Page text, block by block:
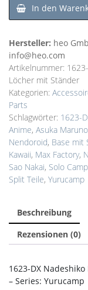
In den
Hersteller: heo
info@heo.com
Artikelnummer:
Löcher mit Ständer
Kategorien:
Parts
Schlagwörter: 1623-
Anime, Asuka
Nendoroid, Base mit
Kawaii, Max Factory,
Sao Nakai, Solo
Split Teile, Yurucamp
Beschreibung
Rezensionen (0)
1623-DX
– Series: Yurucamp